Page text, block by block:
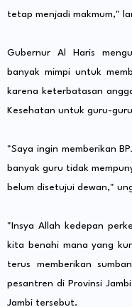
tetap menjadi makmum,"
Gubernur Al Haris
banyak mimpi untuk
karena keterbatasan
Kesehatan untuk guru-
"Saya ingin memberikan
banyak guru tidak
belum disetujui dewan,"
"Insya Allah kedepan
kita benahi mana yang
terus memberikan
pesantren di Provinsi
Jambi tersebut.